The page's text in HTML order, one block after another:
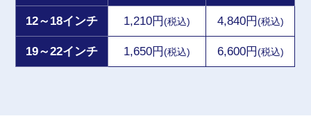
12～18インチ 1,210円(税込) 4,840円(税込)
19～22インチ 1,650円(税込) 6,600円(税込)